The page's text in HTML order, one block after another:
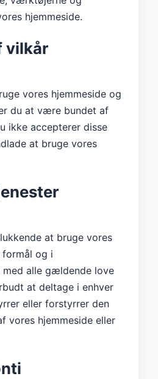
hjemmeside.
vilkår
vores hjemmeside og
du at være bundet af
ikke accepterer disse
at bruge vores
at bruge vores
og i
med alle gældende love
at deltage i enhver
eller forstyrrer den
vores hjemmeside eller